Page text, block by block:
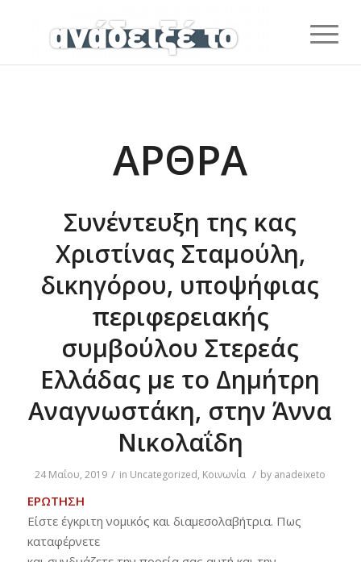
ΆΡΘΡΑ
Συνέντευξη της κας
Xριστίνας Σταμούλη,
δικηγόρου, υποψήφιας
περιφερειακής
συμβούλου Στερεάς
Ελλάδας με το Δημήτρη
Αναγνωστάκη, στην Άννα
Νικολαΐδη
24 Μαΐου, 2019 / in Uncategorized, Κοινωνία / by anadeixeto
ΕΡΩΤΗΣΗ
Είστε έγκριτη νομικός και διαμεσολαβήτρια. Πως
καταφέρνετε